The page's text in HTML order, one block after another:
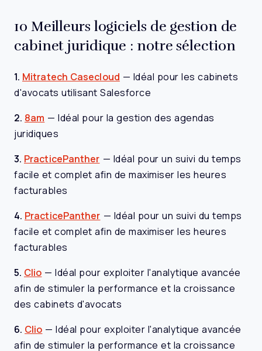
10 Meilleurs logiciels de gestion de
cabinet juridique : notre sélection
1. Mitratech Casecloud — Idéal pour les cabinets
d'avocats utilisant Salesforce
2. 8am — Idéal pour la gestion des agendas
juridiques
3. PracticePanther — Idéal pour un suivi du temps
facile et complet afin de maximiser les heures
facturables
4. PracticePanther — Idéal pour un suivi du temps
facile et complet afin de maximiser les heures
facturables
5. Clio — Idéal pour exploiter l'analytique avancée
afin de stimuler la performance et la croissance
des cabinets d'avocats
6. Clio — Idéal pour exploiter l'analytique avancée
afin de stimuler la performance et la croissance